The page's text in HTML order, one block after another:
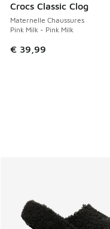
Crocs Classic Clog
Maternelle Chaussures
Pink Milk - Pink Milk
€ 39,99